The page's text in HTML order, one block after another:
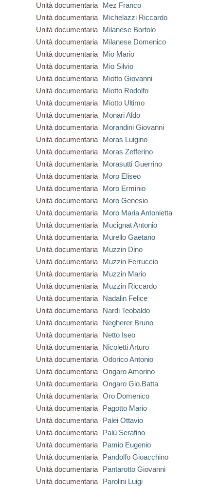
Unità documentaria
Mez Franco
Unità documentaria
Michelazzi Riccardo
Unità documentaria
Milanese Bortolo
Unità documentaria
Milanese Domenico
Unità documentaria
Mio Mario
Unità documentaria
Mio Silvio
Unità documentaria
Miotto Giovanni
Unità documentaria
Miotto Rodolfo
Unità documentaria
Miotto Ultimo
Unità documentaria
Monari Aldo
Unità documentaria
Morandini Giovanni
Unità documentaria
Moras Luigino
Unità documentaria
Moras Zefferino
Unità documentaria
Morasutti Guerrino
Unità documentaria
Moro Eliseo
Unità documentaria
Moro Erminio
Unità documentaria
Moro Genesio
Unità documentaria
Moro Maria Antonietta
Unità documentaria
Mucignat Antonio
Unità documentaria
Murello Gaetano
Unità documentaria
Muzzin Dino
Unità documentaria
Muzzin Ferruccio
Unità documentaria
Muzzin Mario
Unità documentaria
Muzzin Riccardo
Unità documentaria
Nadalin Felice
Unità documentaria
Nardi Teobaldo
Unità documentaria
Negherer Bruno
Unità documentaria
Netto Iseo
Unità documentaria
Nicoletti Arturo
Unità documentaria
Odorico Antonio
Unità documentaria
Ongaro Amorino
Unità documentaria
Ongaro Gio.Batta
Unità documentaria
Oro Domenico
Unità documentaria
Pagotto Mario
Unità documentaria
Palei Ottavio
Unità documentaria
Palù Serafino
Unità documentaria
Pamio Eugenio
Unità documentaria
Pandolfo Gioacchino
Unità documentaria
Pantarotto Giovanni
Unità documentaria
Parolini Luigi